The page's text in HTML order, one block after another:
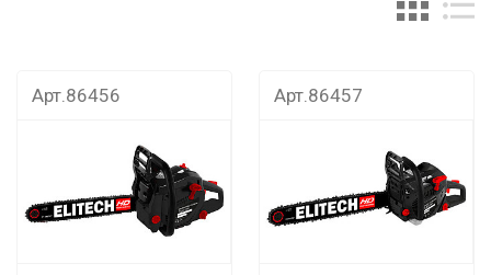
Арт.86456 Арт.86457